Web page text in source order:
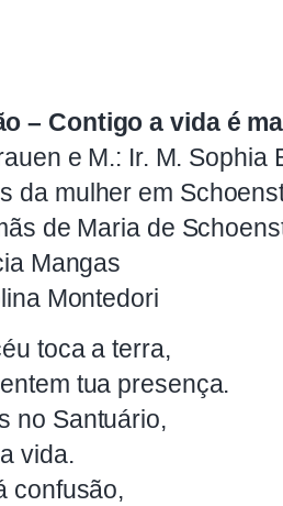
– Contigo a vida é
e M.: Ir. M. Sophia
da mulher em
de Maria de
Mangas
Montedori
toca a terra,
tua presença.
no Santuário,
vida.
confusão,